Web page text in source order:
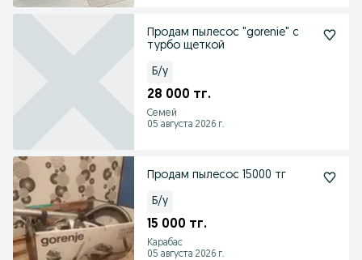
Продам пылесос "gorenie" с
турбо щеткой
Б/у
28 000 тг.
Семей
05 августа 2026 г.
Продам пылесос 15000 тг
Б/у
15 000 тг.
Карабас
05 августа 2026 г.